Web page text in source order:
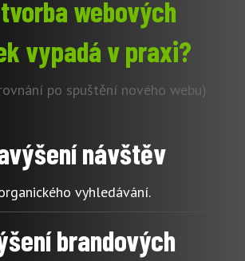
webových
vypadá v praxi?
po spuštění nového webu)
návštěv
vyhledávání.
brandových